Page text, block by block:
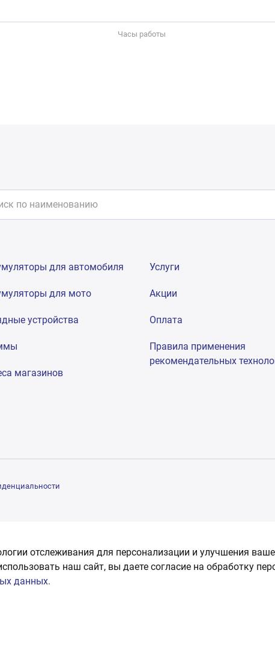
Часы работы
для автомобиля
для мото
устройства
магазинов
Услуги
Акции
Оплата
Правила применения
рекомендательных
отслеживания для персонализации и улучшения
наш сайт, вы даете согласие на обработку
данных.